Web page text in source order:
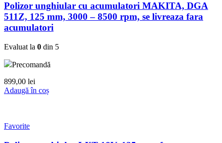
Polizor unghiular cu acumulatori MAKITA, DGA
511Z, 125 mm, 3000 – 8500 rpm, se livreaza fara
acumulatori
Evaluat la 0 din 5
Precomandă
899,00 lei
Adaugă în coș
Favorite